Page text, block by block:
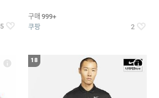
5
구매 999+
쿠팡 2
18